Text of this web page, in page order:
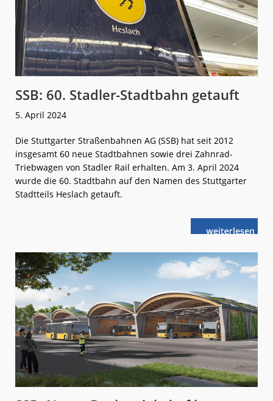
SSB: 60. Stadler-Stadtbahn getauft
5. April 2024
Die Stuttgarter Straßenbahnen AG (SSB) hat seit 2012
insgesamt 60 neue Stadtbahnen sowie drei Zahnrad-
Triebwagen von Stadler Rail erhalten. Am 3. April 2024
wurde die 60. Stadtbahn auf den Namen des Stuttgarter
Stadtteils Heslach getauft.
weiterlese
nSSB: